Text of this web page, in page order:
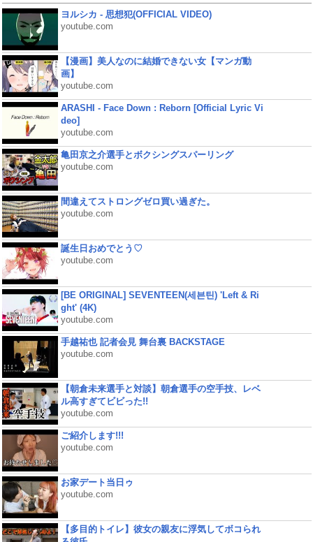
ヨルシカ - 思想犯(OFFICIAL VIDEO)
youtube.com
【漫画】美人なのに結婚できない女【マンガ動
画】
youtube.com
ARASHI - Face Down : Reborn [Official Lyric Vi
deo]
youtube.com
亀田京之介選手とボクシングスパーリング
youtube.com
間違えてストロングゼロ買い過ぎた。
youtube.com
誕生日おめでとう♡
youtube.com
[BE ORIGINAL] SEVENTEEN(세븐틴) 'Left & Ri
ght' (4K)
youtube.com
手越祐也 記者会見 舞台裏 BACKSTAGE
youtube.com
【朝倉未来選手と対談】朝倉選手の空手技、レベ
ル高すぎてビビった!!
youtube.com
ご紹介します!!!
youtube.com
お家デート当日ゥ
youtube.com
【多目的トイレ】彼女の親友に浮気してボコられ